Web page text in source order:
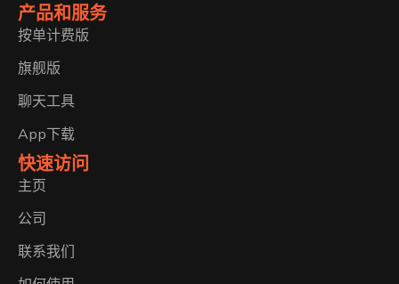
产品和服务
按单计费版
旗舰版
聊天工具
App下载
快速访问
主页
公司
联系我们